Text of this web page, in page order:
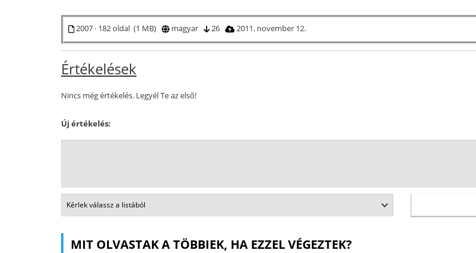
2007 · 182 oldal (1 MB) magyar 26 2011. november 12.
Értékelések
Nincs még értékelés. Legyél Te az első!
Új értékelés:
MIT OLVASTAK A TÖBBIEK, HA EZZEL VÉGEZTEK?